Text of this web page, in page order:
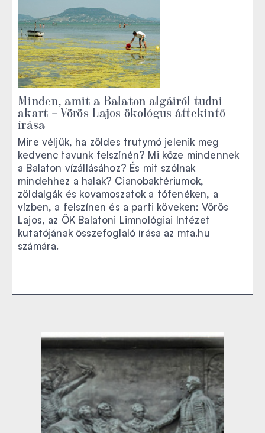
Minden, amit a Balaton algáiról tudni
akart – Vörös Lajos ökológus áttekintő
írása
Mire véljük, ha zöldes trutymó jelenik meg
kedvenc tavunk felszínén? Mi köze mindennek
a Balaton vízállásához? És mit szólnak
mindehhez a halak? Cianobaktériumok,
zöldalgák és kovamoszatok a tófenéken, a
vízben, a felszínen és a parti köveken: Vörös
Lajos, az ÖK Balatoni Limnológiai Intézet
kutatójának összefoglaló írása az mta.hu
számára.